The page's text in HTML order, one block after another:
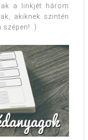
a linkjét három
akiknek szintén
:)